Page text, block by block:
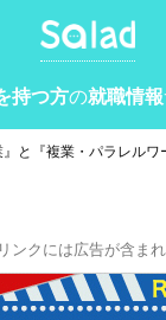
持つ方の就職情報
』と『複業・パラレル
ンクには広告が含まれ